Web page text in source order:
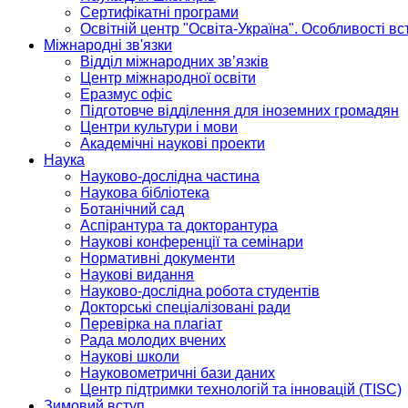
Сертифікатні програми
Освітній центр "Освіта-Україна". Особливості
Міжнародні зв'язки
Відділ міжнародних зв’язків
Центр міжнародної освіти
Еразмус офіс
Підготовче відділення для іноземних громадян
Центри культури і мови
Академічні наукові проекти
Наука
Науково-дослідна частина
Наукова бібліотека
Ботанічний сад
Аспірантура та докторантура
Наукові конференції та семінари
Нормативні документи
Наукові видання
Науково-дослідна робота студентів
Докторські спеціалізовані ради
Перевірка на плагіат
Рада молодих вчених
Наукові школи
Науковометричні бази даних
Центр підтримки технологій та інновацій (TISC)